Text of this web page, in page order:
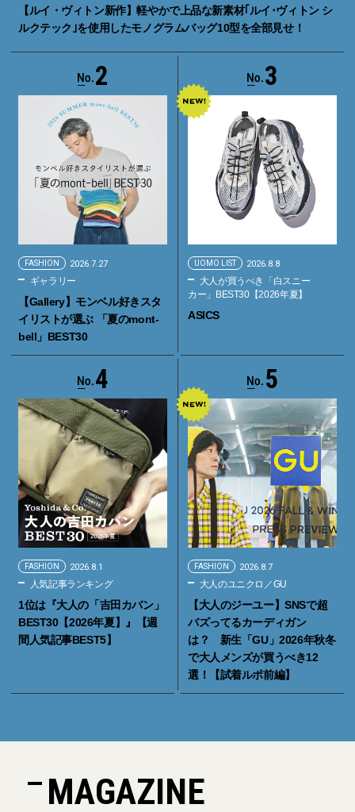
【ルイ・ヴィトン新作】軽やかで上品な新素材｢ルイ･ヴィトン シ
ルクテック｣を使用したモノグラムバッグ10型を全部見せ！
2
FASHION 2026.7.27
ギャラリー
【Gallery】モンベル好きスタ
イリストが選ぶ 「夏のmont-
bell」BEST30
3
UOMO LIST 2026.8.8
大人が買うべき「白スニー
カー」BEST30【2026年夏】
ASICS
4
FASHION 2026.8.1
人気記事ランキング
1位は『大人の「吉田カバン」
BEST30【2026年夏】』【週
間人気記事BEST5】
5
FASHION 2026.8.7
大人のユニクロ／GU
【大人のジーユー】SNSで超
バズってるカーディガン
は？ 新生「GU」2026年秋冬
で大人メンズが買うべき12
選！【試着ルポ前編】
MAGAZINE